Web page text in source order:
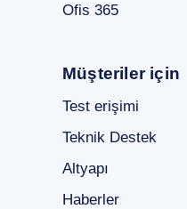
Ofis 365
Müşteriler için
Test erişimi
Teknik Destek
Altyapı
Haberler